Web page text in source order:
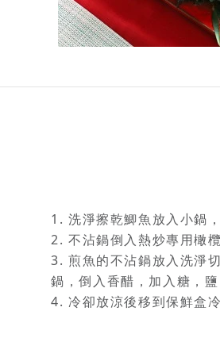
1. 洗淨擦乾鯽魚放入小鍋
2. 不沾鍋倒入熱炒專用橄
3. 煎魚的不沾鍋放入洗淨
鍋，倒入香醋，加入糖，
4. 冷卻放涼後移到保鮮盒